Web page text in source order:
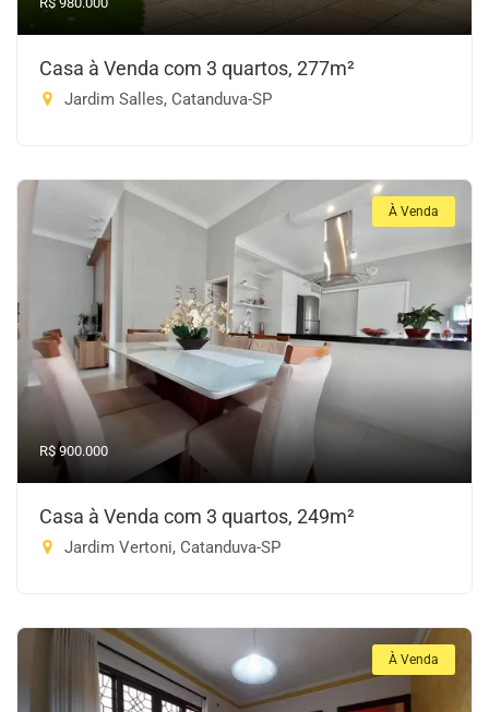
Casa à Venda com 3 quartos, 277m²
Jardim Salles, Catanduva-SP
À Venda
R$ 900.000
Casa à Venda com 3 quartos, 249m²
Jardim Vertoni, Catanduva-SP
À Venda